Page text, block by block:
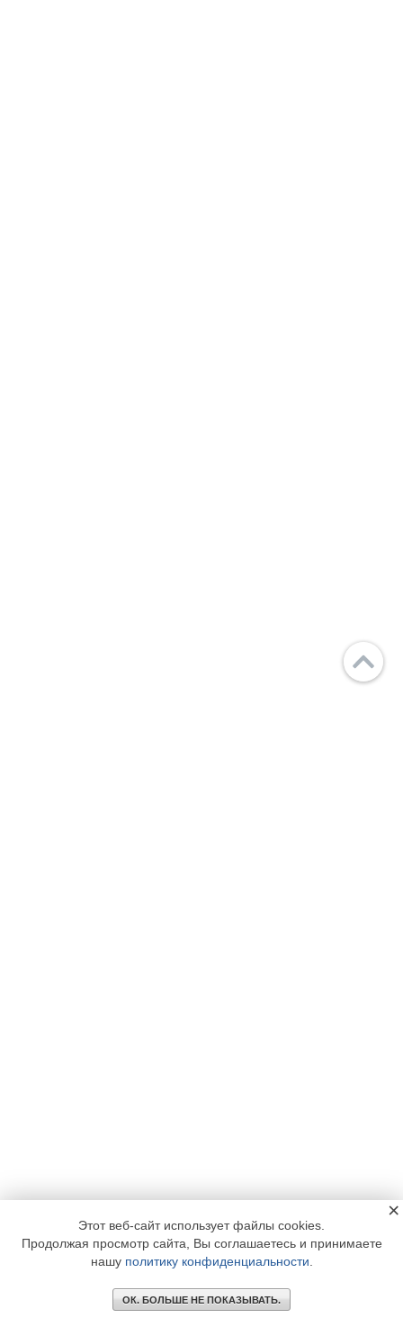
Этот веб-сайт использует файлы cookies.
Продолжая просмотр сайта, Вы соглашаетесь и принимаете
нашу политику конфиденциальности
ОК. БОЛЬШЕ НЕ ПОКАЗЫВАТЬ.
×